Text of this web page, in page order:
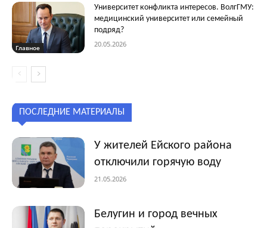
Главное
Университет конфликта интересов. ВолгГМУ:
медицинский университет или семейный
подряд?
20.05.2026
ПОСЛЕДНИЕ МАТЕРИАЛЫ
У жителей Ейского района
отключили горячую воду
21.05.2026
Белугин и город вечных